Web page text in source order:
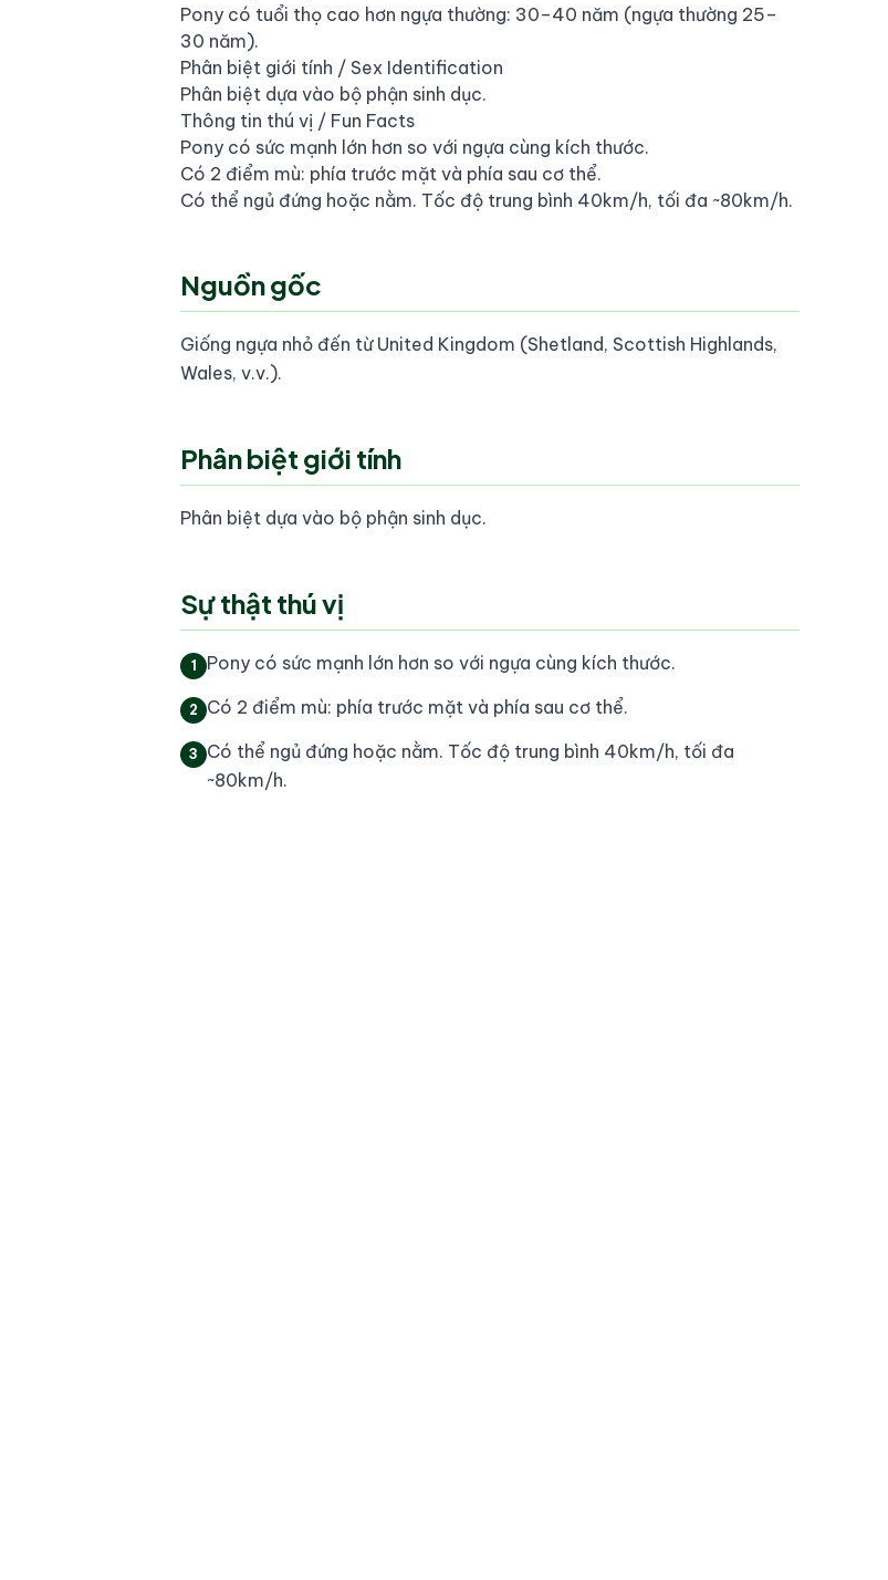
Pony có tuổi thọ cao hơn ngựa thường: 30–40 năm (ngựa thường 25–
30 năm).
Phân biệt giới tính / Sex Identification
Phân biệt dựa vào bộ phận sinh dục.
Thông tin thú vị / Fun Facts
Pony có sức mạnh lớn hơn so với ngựa cùng kích thước.
Có 2 điểm mù: phía trước mặt và phía sau cơ thể.
Có thể ngủ đứng hoặc nằm. Tốc độ trung bình 40km/h, tối đa ~80km/h.
Nguồn gốc
Giống ngựa nhỏ đến từ United Kingdom (Shetland, Scottish Highlands,
Wales, v.v.).
Phân biệt giới tính
Phân biệt dựa vào bộ phận sinh dục.
Sự thật thú vị
1 Pony có sức mạnh lớn hơn so với ngựa cùng kích thước.
2 Có 2 điểm mù: phía trước mặt và phía sau cơ thể.
3
Có thể ngủ đứng hoặc nằm. Tốc độ trung bình 40km/h, tối đa
~80km/h.